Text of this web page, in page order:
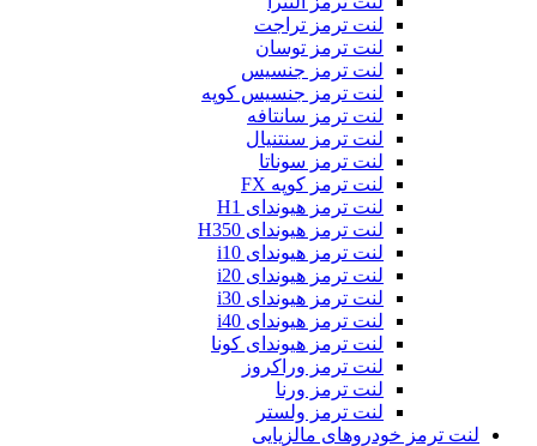
لنت ترمز تراجت
لنت ترمز توسان
لنت ترمز جنسیس
لنت ترمز جنسیس کوپه
لنت ترمز سانتافه
لنت ترمز سنتنیال
لنت ترمز سوناتا
لنت ترمز کوپه FX
لنت ترمز هیوندای H1
لنت ترمز هیوندای H350
لنت ترمز هیوندای i10
لنت ترمز هیوندای i20
لنت ترمز هیوندای i30
لنت ترمز هیوندای i40
لنت ترمز هیوندای کونا
لنت ترمز وراکروز
لنت ترمز ورنا
لنت ترمز ولستر
لنت ترمز خودروهای مالزیایی